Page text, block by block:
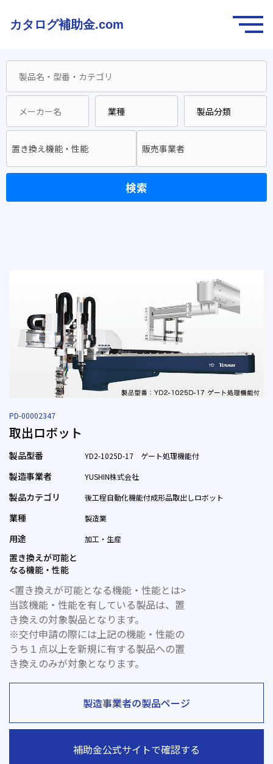
カタログ補助金.com
置き換え機能・性能 販売事業者
検索
PD-00002347
取出ロボット
製品型番 YD2-1025D-17 ゲート処理機能付
製造事業者 YUSHIN株式会社
製品カテゴリ 後工程自動化機能付成形品取出しロボット
業種 製造業
用途 加工・生産
置き換えが可能と
なる機能・性能
<置き換えが可能となる機能・性能とは>
当該機能・性能を有している製品は、置
き換えの対象製品となります。
※交付申請の際には上記の機能・性能の
うち１点以上を新規に有する製品への置
き換えのみが対象となります。
製造事業者の製品ページ
補助金公式サイトで確認する